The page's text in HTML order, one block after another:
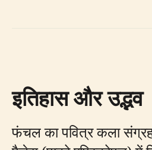
इतिहास और उद्भव
फंचल का पवित्र कला